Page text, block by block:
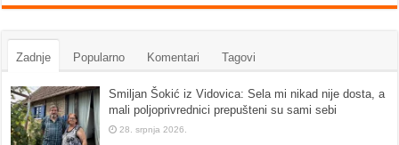
Zadnje Popularno Komentari Tagovi
Smiljan Šokić iz Vidovica: Sela mi nikad nije dosta, a
mali poljoprivrednici prepušteni su sami sebi
28. srpnja 2026.